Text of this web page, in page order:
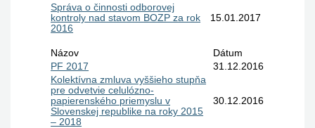
Správa o činnosti odborovej
kontroly nad stavom BOZP za rok
2016
15.01.2017
Názov
Dátum
PF 2017
31.12.2016
Kolektívna zmluva vyššieho stupňa
pre odvetvie celulózno-
papierenského priemyslu v
Slovenskej republike na roky 2015
– 2018
30.12.2016